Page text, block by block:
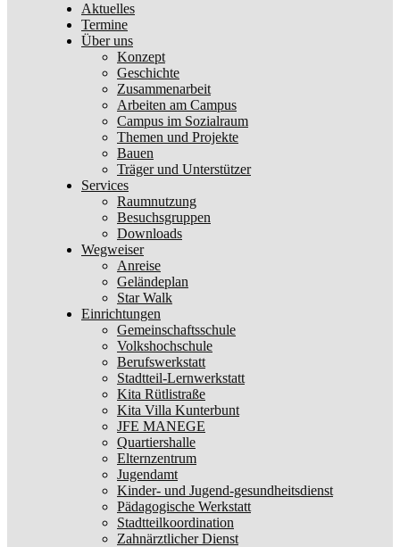
Aktuelles
Termine
Über uns
Konzept
Geschichte
Zusammenarbeit
Arbeiten am Campus
Campus im Sozialraum
Themen und Projekte
Bauen
Träger und Unterstützer
Services
Raumnutzung
Besuchsgruppen
Downloads
Wegweiser
Anreise
Geländeplan
Star Walk
Einrichtungen
Gemeinschaftsschule
Volkshochschule
Berufswerkstatt
Stadtteil-Lernwerkstatt
Kita Rütlistraße
Kita Villa Kunterbunt
JFE MANEGE
Quartiershalle
Elternzentrum
Jugendamt
Kinder- und Jugend-gesundheitsdienst
Pädagogische Werkstatt
Stadtteilkoordination
Zahnärztlicher Dienst